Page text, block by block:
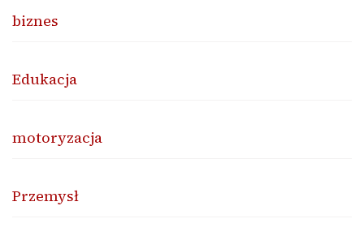
biznes
Edukacja
motoryzacja
Przemysł